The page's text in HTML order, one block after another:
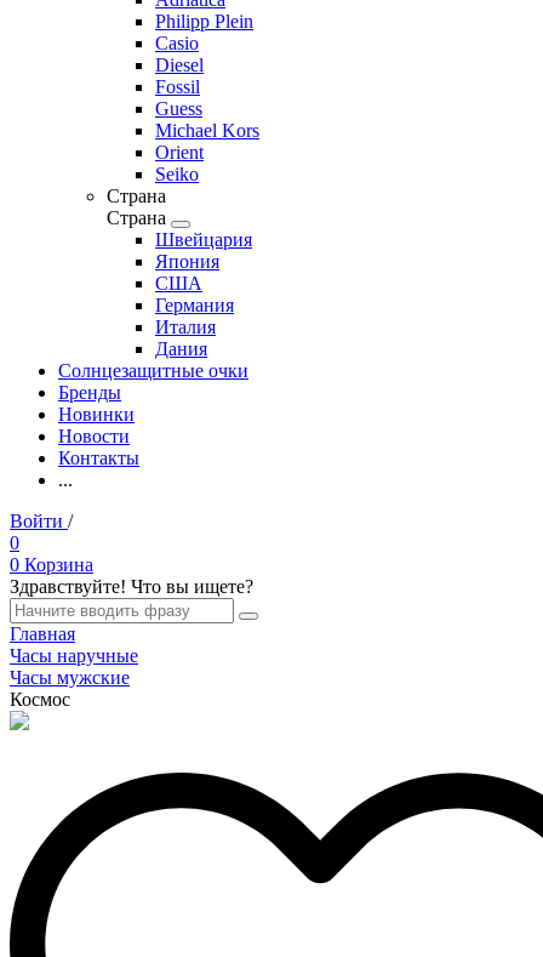
Philipp Plein
Casio
Diesel
Fossil
Guess
Michael Kors
Orient
Seiko
Страна
Страна
Швейцария
Япония
США
Германия
Италия
Дания
Солнцезащитные очки
Бренды
Новинки
Новости
Контакты
...
Войти /
0
0 Корзина
Здравствуйте! Что вы ищете?
Главная
Часы наручные
Часы мужские
Космос